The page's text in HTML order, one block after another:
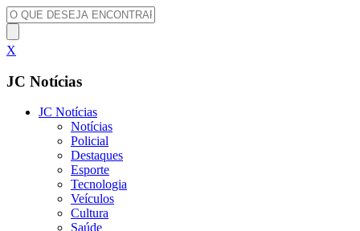
X
JC Notícias
JC Notícias
Notícias
Policial
Destaques
Esporte
Tecnologia
Veículos
Cultura
Saúde